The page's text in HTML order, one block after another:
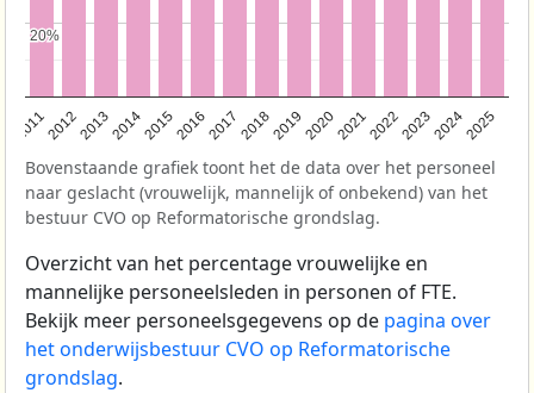
201120122013201420152016201720182019202020212022202320242025
20%
20%
Bovenstaande grafiek toont het de data over het personeel
naar geslacht (vrouwelijk, mannelijk of onbekend) van het
bestuur CVO op Reformatorische grondslag.
Overzicht van het percentage vrouwelijke en
mannelijke personeelsleden in personen of FTE.
Bekijk meer personeelsgegevens op de pagina over
het onderwijsbestuur CVO op Reformatorische
grondslag.